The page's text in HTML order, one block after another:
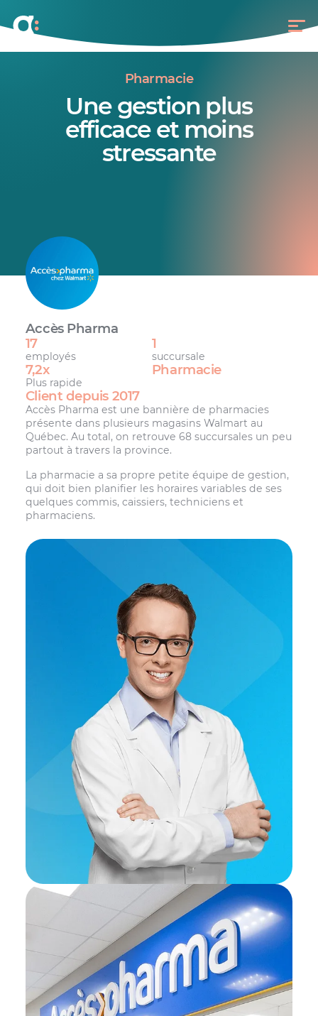
Pharmacie
Une gestion plus
efficace et moins
stressante
Accès Pharma
17
employés
1
succursale
7,2x
Plus rapide
Pharmacie
Client depuis 2017
Accès Pharma est une bannière de pharmacies
présente dans plusieurs magasins Walmart au
Québec. Au total, on retrouve 68 succursales un peu
partout à travers la province.
La pharmacie a sa propre petite équipe de gestion,
qui doit bien planifier les horaires variables de ses
quelques commis, caissiers, techniciens et
pharmaciens.